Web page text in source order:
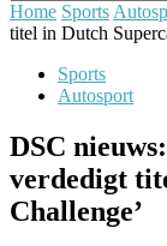
Home Sports
titel in Dutch
Sports
Autosport
DSC
verdedigt
Challenge’